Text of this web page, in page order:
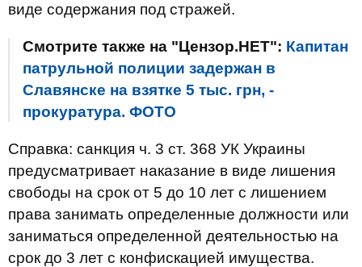
виде содержания под стражей.
Смотрите также на "Цензор.НЕТ": Капитан
патрульной полиции задержан в
Славянске на взятке 5 тыс. грн, -
прокуратура. ФОТО
Справка: санкция ч. 3 ст. 368 УК Украины
предусматривает наказание в виде лишения
свободы на срок от 5 до 10 лет с лишением
права занимать определенные должности или
заниматься определенной деятельностью на
срок до 3 лет с конфискацией имущества.